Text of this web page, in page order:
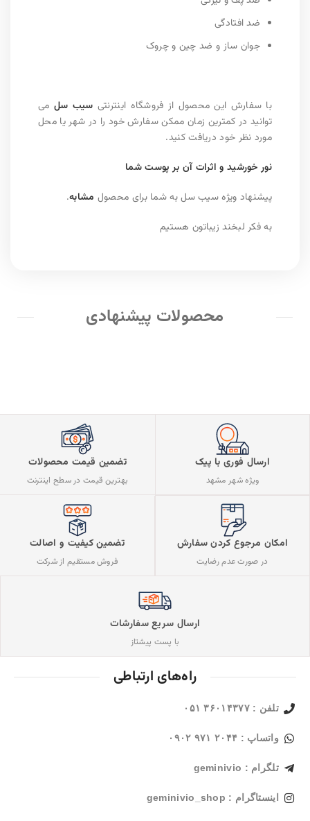
ضد افتادگی
جوان ساز و ضد چین و چروک
با سفارش این محصول از فروشگاه اینترنتی سیب سل می
توانید در کمترین زمان ممکن سفارش خود را در شهر یا محل
مورد نظر خود دریافت کنید.
نور خورشید و اثرات آن بر پوست شما
پیشنهاد ویژه سیب سل به شما برای محصول مشابه.
به فکر لبخند زیباتون هستیم
محصولات پیشنهادی
ارسال فوری با پیک
ویژه شهر مشهد
تضمین قیمت محصولات
بهترین قیمت در سطح اینترنت
امکان مرجوع کردن سفارش
در صورت عدم رضایت
تضمین کیفیت و اصالت
فروش مستقیم از شرکت
ارسال سریع سفارشات
با پست پیشتاز
راه‌های ارتباطی
تلفن : ۳۶۰۱۴۳۷۷ ۰۵۱
واتساپ : ۲۰۴۴ ۹۷۱ ۰۹۰۲
تلگرام : geminivio
اینستاگرام : geminivio_shop